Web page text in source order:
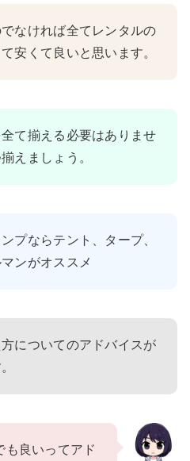
なければ全てレンタルの
安くて良いと思います。
て揃える必要はありませ
えましょう。
プならテント、タープ、
ンがオススメ
についてのアドバイスが
も良いってアド